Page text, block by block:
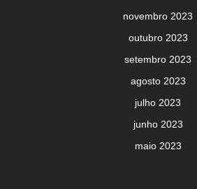
novembro 2023
outubro 2023
setembro 2023
agosto 2023
julho 2023
junho 2023
maio 2023